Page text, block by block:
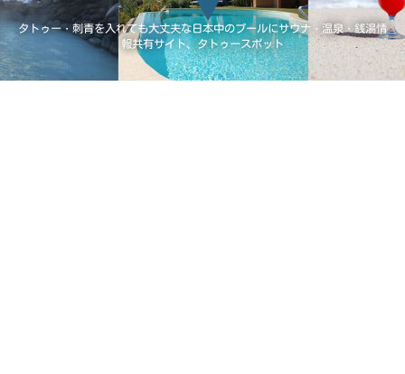
タトゥー・刺青を入れても大丈夫な日本中のプールにサウナ・温泉・銭湯情
報共有サイト、タトゥースポット